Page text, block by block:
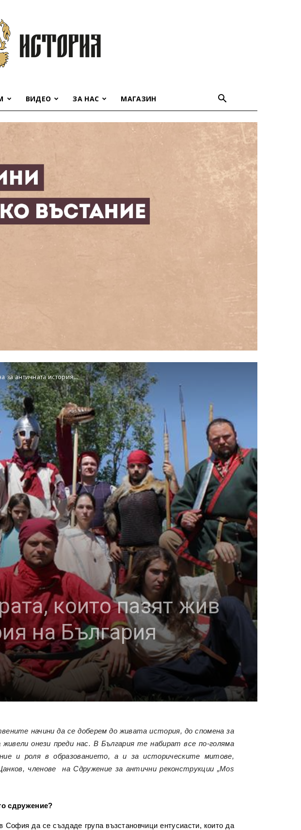
ВИДЕО ЗА НАС МАГАЗИН
за античната история...
които пазят жив
на България
начини да се доберем до живата история, до спомена за
онези преди нас. В България те набират все по-голяма
и роля в образованието, а и за историческите митове,
членове наСдружение за антични реконструкции „Mos
сдружение?
да се създаде група възстановчици ентусиасти, които да